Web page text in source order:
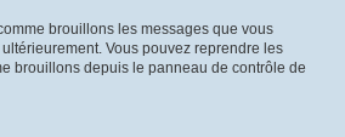
brouillons les messages que vous
Vous pouvez reprendre les
brouillons depuis le panneau de contrôle de